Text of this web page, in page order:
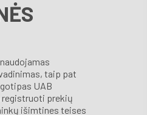
UAB
išimtines teises